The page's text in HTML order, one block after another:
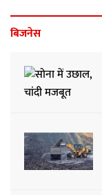
बिजनेस